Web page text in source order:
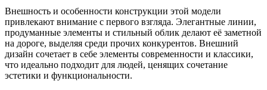
Внешность и особенности конструкции этой модели
привлекают внимание с первого взгляда. Элегантные линии,
продуманные элементы и стильный облик делают её заметной
на дороге, выделяя среди прочих конкурентов. Внешний
дизайн сочетает в себе элементы современности и классики,
что идеально подходит для людей, ценящих сочетание
эстетики и функциональности.